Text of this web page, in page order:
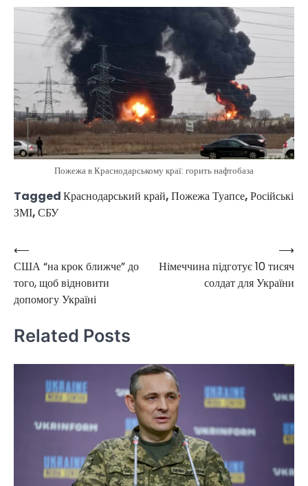
Пожежа в Краснодарському краї: горить нафтобаза
TaggedКраснодарський край,Пожежа Туапсе,Російські
ЗМІ,СБУ
Post
navigation
⟵
США “на крок ближче” до
того, щоб відновити
допомогу Україні
Німеччина підготує 10 тисяч
солдат для України
⟶
Related Posts